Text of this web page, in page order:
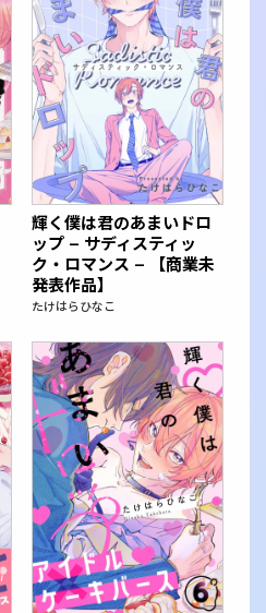
輝く僕は君のあまいドロ
ップ – サディスティッ
ク・ロマンス – 【商業未
発表作品】
たけはらひなこ